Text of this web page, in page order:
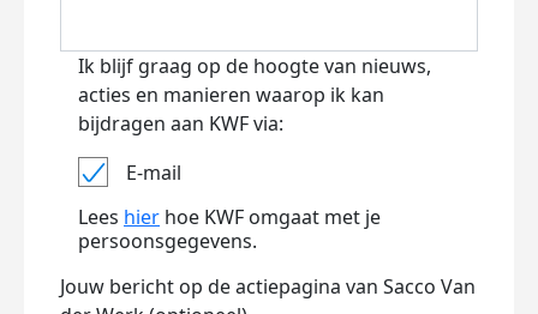
Ik blijf graag op de hoogte van nieuws,
acties en manieren waarop ik kan
bijdragen aan KWF via:
E-mail
Lees hier hoe KWF omgaat met je
persoonsgegevens.
Jouw bericht op de actiepagina van Sacco Van